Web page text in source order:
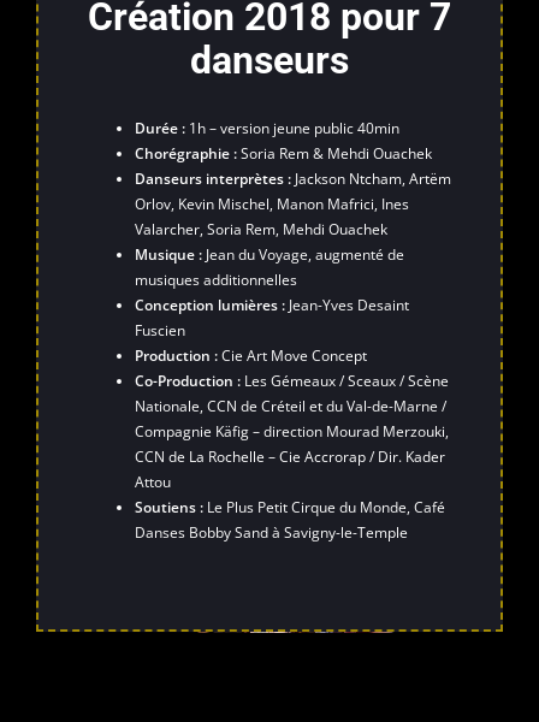
Création 2018 pour 7
danseurs
Durée : 1h – version jeune public 40min
Chorégraphie :Soria Rem & Mehdi Ouachek
Danseurs interprètes : Jackson Ntcham, Artëm
Orlov, Kevin Mischel, Manon Mafrici, Ines
Valarcher, Soria Rem, Mehdi Ouachek
Musique : Jean du Voyage, augmenté de
musiques additionnelles
Conception lumières : Jean-Yves Desaint
Fuscien
Production :Cie Art Move Concept
Co-Production : Les Gémeaux / Sceaux / Scène
Nationale, CCN de Créteil et du Val-de-Marne /
Compagnie Käfig – direction Mourad Merzouki,
CCN de La Rochelle – Cie Accrorap / Dir. Kader
Attou
Soutiens : Le Plus Petit Cirque du Monde, Café
Danses Bobby Sand à Savigny-le-Temple